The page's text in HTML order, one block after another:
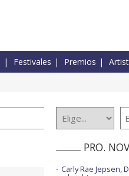
Festivales Premios
PRO.
Carly Rae Jepsen,